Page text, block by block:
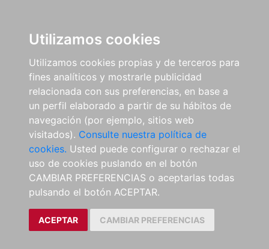
Utilizamos cookies
Utilizamos cookies propias y de terceros para
fines analíticos y mostrarle publicidad
relacionada con sus preferencias, en base a
un perfil elaborado a partir de su hábitos de
navegación (por ejemplo, sitios web
visitados). Consulte nuestra política de
cookies. Usted puede configurar o rechazar el
uso de cookies puslando en el botón
CAMBIAR PREFERENCIAS o aceptarlas todas
pulsando el botón ACEPTAR.
ACEPTAR CAMBIAR PREFERENCIAS